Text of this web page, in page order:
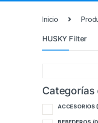
Inicio
HUSKY Filter
ACCESORIOS